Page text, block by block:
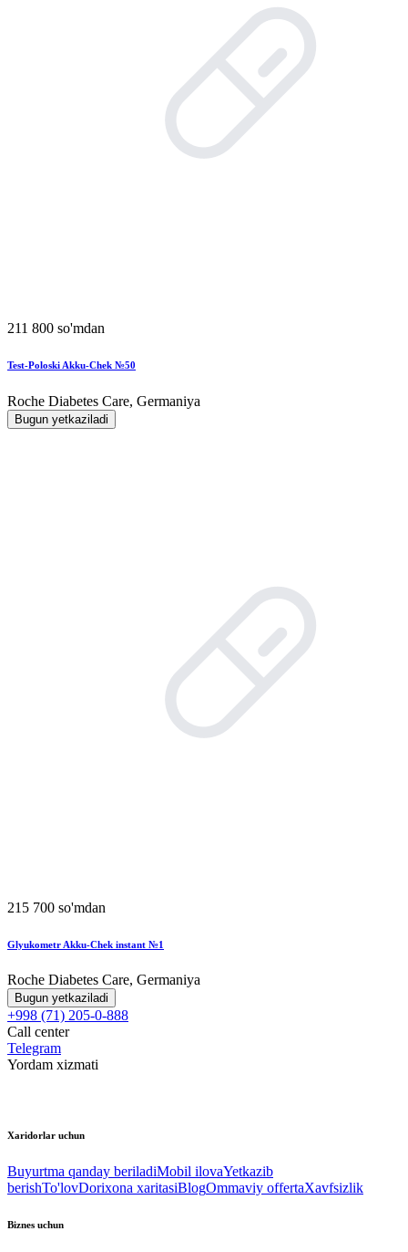
211 800 so'mdan
Test-Poloski Akku-Chek №50
Roche Diabetes Care, Germaniya
Bugun yetkaziladi
215 700 so'mdan
Glyukometr Akku-Chek instant №1
Roche Diabetes Care, Germaniya
Bugun yetkaziladi
+998 (71) 205-0-888
Call center
Telegram
Yordam xizmati
Xaridorlar uchun
Buyurtma qanday beriladiMobil ilovaYetkazib
berishTo'lovDorixona xaritasiBlogOmmaviy offertaXavfsizlik
Biznes uchun